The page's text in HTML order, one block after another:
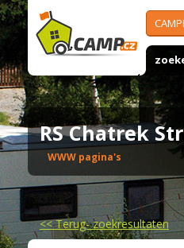
RS Chatrek
WWW pagina's
<<Terug- zoekresultaten